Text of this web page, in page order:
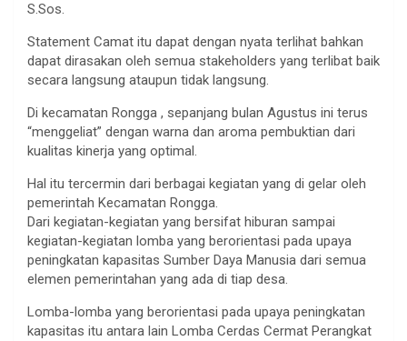
S.Sos.
Statement Camat itu dapat dengan nyata terlihat bahkan
dapat dirasakan oleh semua stakeholders yang terlibat baik
secara langsung ataupun tidak langsung.
Di kecamatan Rongga , sepanjang bulan Agustus ini terus
“menggeliat” dengan warna dan aroma pembuktian dari
kualitas kinerja yang optimal.
Hal itu tercermin dari berbagai kegiatan yang di gelar oleh
pemerintah Kecamatan Rongga.
Dari kegiatan-kegiatan yang bersifat hiburan sampai
kegiatan-kegiatan lomba yang berorientasi pada upaya
peningkatan kapasitas Sumber Daya Manusia dari semua
elemen pemerintahan yang ada di tiap desa.
Lomba-lomba yang berorientasi pada upaya peningkatan
kapasitas itu antara lain Lomba Cerdas Cermat Perangkat